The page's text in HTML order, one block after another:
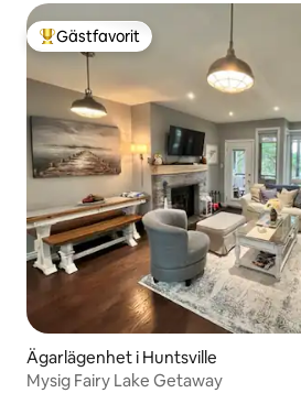
Populär gästfavorit
Gästfavorit
Ägarlägenhet i Huntsville
Mysig Fairy Lake Getaway